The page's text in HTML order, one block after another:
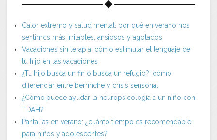
Calor extremo y salud mental: por qué en verano nos
sentimos más irritables, ansiosos y agotados
Vacaciones sin terapia: cómo estimular el lenguaje de
tu hijo en las vacaciones
¿Tu hijo busca un fin o busca un refugio?: cómo
diferenciar entre berrinche y crisis sensorial
¿Cómo puede ayudar la neuropsicología a un niño con
TDAH?
Pantallas en verano: ¿cuánto tiempo es recomendable
para niños y adolescentes?